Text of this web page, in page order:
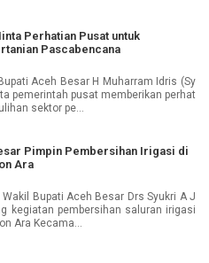
Perhatian Pusat untuk
Pascabencana
Aceh Besar H Muharram Idris (Sy
pemerintah pusat memberikan perhat
sektor pe...
Pimpin Pembersihan Irigasi di
Ara
Wakil Bupati Aceh Besar Drs Syukri A J
kegiatan pembersihan saluran irigasi
Ara Kecama...